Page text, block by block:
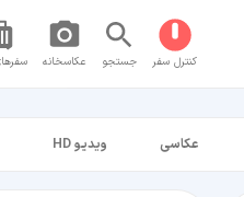
کنترل سفر جستجو عکاسخانه
عکاسی ویدیو HD